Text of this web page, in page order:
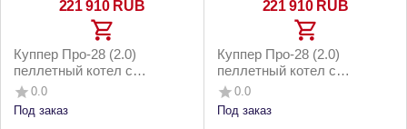
221 910 RUB
Куппер Про-28 (2.0)
пеллетный котел с
горелкой 26 Норма 3.0 и
котельным бункером до
280м2
0.0
Под заказ
221 910 RUB
Куппер Про-28 (2.0)
пеллетный котел с
горелкой 26 Норма 3.0 и
напольным бункером до
280м2
0.0
Под заказ